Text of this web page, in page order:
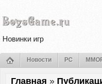
Новинки игр
Новости PC
Главная »